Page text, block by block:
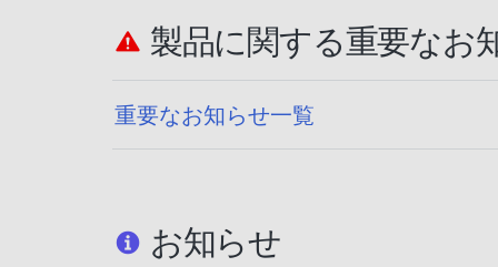
製品に関する重要なお
重要なお知らせ一覧
お知らせ